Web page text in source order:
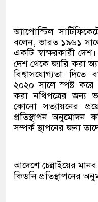
অ্যাপোস্টিল
বলেন, ভারত ১৯৬১
একটি স্বাক্ষরকারী
দেশ থেকে জারি করা
বিশ্বাসযোগ্যতা দিতে
২০২০ সালে স্পষ্ট করে
করা নথিপত্রের জন্য
কোনো সত্যায়নের
প্রতিস্থাপন অনুমোদন
সম্পর্ক স্থাপনের জন্য
আদেশে চেন্নাইয়ের
কিডনি প্রতিস্থাপনের